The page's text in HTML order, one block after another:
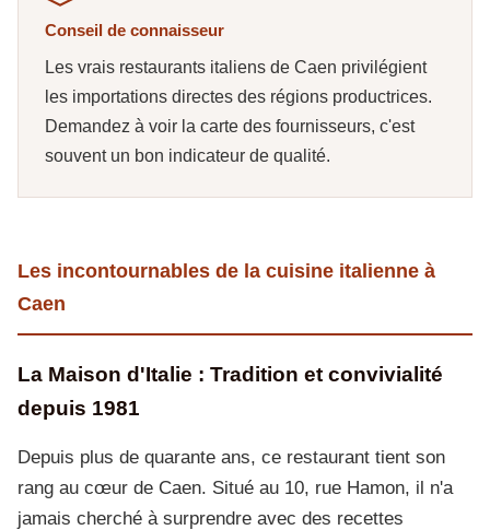
Conseil de connaisseur
Les vrais restaurants italiens de Caen privilégient
les importations directes des régions productrices.
Demandez à voir la carte des fournisseurs, c'est
souvent un bon indicateur de qualité.
Les incontournables de la cuisine italienne à
Caen
La Maison d'Italie : Tradition et convivialité
depuis 1981
Depuis plus de quarante ans, ce restaurant tient son
rang au cœur de Caen. Situé au 10, rue Hamon, il n'a
jamais cherché à surprendre avec des recettes